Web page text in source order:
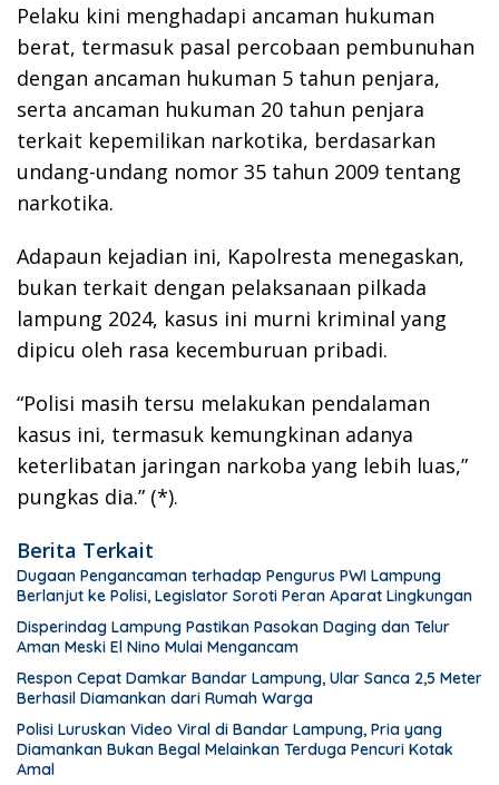
Pelaku kini menghadapi ancaman hukuman
berat, termasuk pasal percobaan pembunuhan
dengan ancaman hukuman 5 tahun penjara,
serta ancaman hukuman 20 tahun penjara
terkait kepemilikan narkotika, berdasarkan
undang-undang nomor 35 tahun 2009 tentang
narkotika.
Adapaun kejadian ini, Kapolresta menegaskan,
bukan terkait dengan pelaksanaan pilkada
lampung 2024, kasus ini murni kriminal yang
dipicu oleh rasa kecemburuan pribadi.
“Polisi masih tersu melakukan pendalaman
kasus ini, termasuk kemungkinan adanya
keterlibatan jaringan narkoba yang lebih luas,”
pungkas dia.” (*).
Berita Terkait
Dugaan Pengancaman terhadap Pengurus PWI Lampung
Berlanjut ke Polisi, Legislator Soroti Peran Aparat Lingkungan
Disperindag Lampung Pastikan Pasokan Daging dan Telur
Aman Meski El Nino Mulai Mengancam
Respon Cepat Damkar Bandar Lampung, Ular Sanca 2,5 Meter
Berhasil Diamankan dari Rumah Warga
Polisi Luruskan Video Viral di Bandar Lampung, Pria yang
Diamankan Bukan Begal Melainkan Terduga Pencuri Kotak
Amal